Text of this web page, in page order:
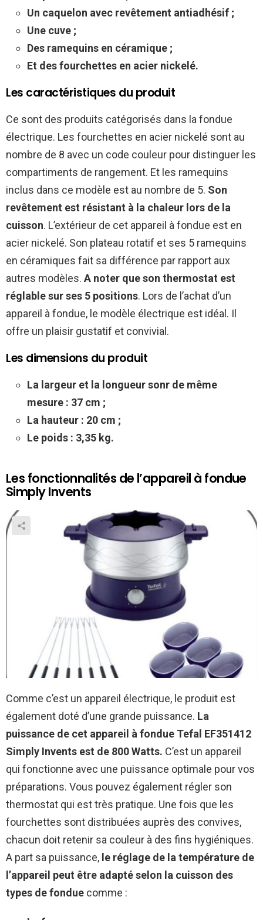
Un caquelon avec revêtement antiadhésif ;
Une cuve ;
Des ramequins en céramique ;
Et des fourchettes en acier nickelé.
Les caractéristiques du produit
Ce sont des produits catégorisés dans la fondue
électrique. Les fourchettes en acier nickelé sont au
nombre de 8 avec un code couleur pour distinguer les
compartiments de rangement. Et les ramequins
inclus dans ce modèle est au nombre de 5. Son
revêtement est résistant à la chaleur lors de la
cuisson. L’extérieur de cet appareil à fondue est en
acier nickelé. Son plateau rotatif et ses 5 ramequins
en céramiques fait sa différence par rapport aux
autres modèles. A noter que son thermostat est
réglable sur ses 5 positions. Lors de l’achat d’un
appareil à fondue, le modèle électrique est idéal. Il
offre un plaisir gustatif et convivial.
Les dimensions du produit
La largeur et la longueur sonr de même
mesure : 37 cm ;
La hauteur : 20 cm ;
Le poids : 3,35 kg.
Les fonctionnalités de l’appareil à fondue
Simply Invents
Comme c’est un appareil électrique, le produit est
également doté d’une grande puissance. La
puissance de cet appareil à fondue Tefal EF351412
Simply Invents est de 800 Watts. C’est un appareil
qui fonctionne avec une puissance optimale pour vos
préparations. Vous pouvez également régler son
thermostat qui est très pratique. Une fois que les
fourchettes sont distribuées auprès des convives,
chacun doit retenir sa couleur à des fins hygiéniques.
A part sa puissance, le réglage de la température de
l’appareil peut être adapté selon la cuisson des
types de fondue comme :